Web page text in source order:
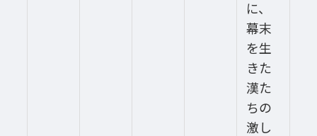
に、
幕末
を生
きた
漢た
ちの
激し